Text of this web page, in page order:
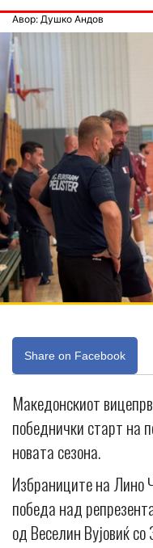
Авор: Душко Андов
Share on Facebook
Македонскиот
победнички старт на
новата сезона.
Избраниците на Лино
победа над
од Веселин Вујовиќ